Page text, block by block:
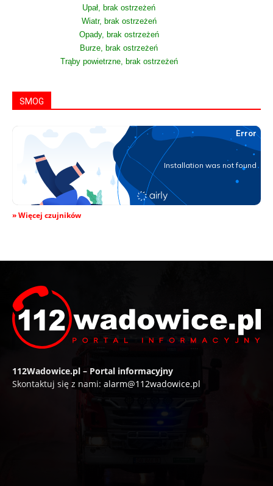
Upał, brak ostrzeżeń
Wiatr, brak ostrzeżeń
Opady, brak ostrzeżeń
Burze, brak ostrzeżeń
Trąby powietrzne, brak ostrzeżeń
SMOG
» Więcej czujników
112Wadowice.pl – Portal informacyjny
Skontaktuj się z nami: alarm@112wadowice.pl